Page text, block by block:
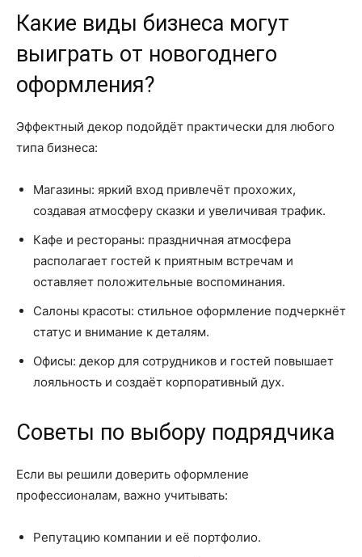
Какие виды бизнеса могут
выиграть от новогоднего
оформления?
Эффектный декор подойдёт практически для любого
типа бизнеса:
Магазины: яркий вход привлечёт прохожих,
создавая атмосферу сказки и увеличивая трафик.
Кафе и рестораны: праздничная атмосфера
располагает гостей к приятным встречам и
оставляет положительные воспоминания.
Салоны красоты: стильное оформление подчеркнёт
статус и внимание к деталям.
Офисы: декор для сотрудников и гостей повышает
лояльность и создаёт корпоративный дух.
Советы по выбору подрядчика
Если вы решили доверить оформление
профессионалам, важно учитывать:
Репутацию компании и её портфолио.